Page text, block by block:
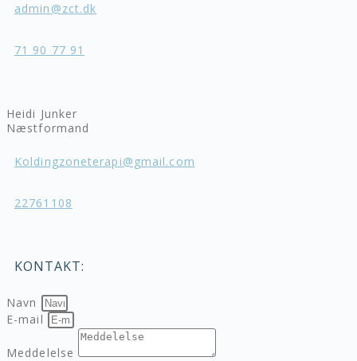
admin@zct.dk
71 90 77 91
Heidi Junker
Næstformand
Koldingzoneterapi@gmail.com
22761108
KONTAKT:
Navn
E-mail
Meddelelse